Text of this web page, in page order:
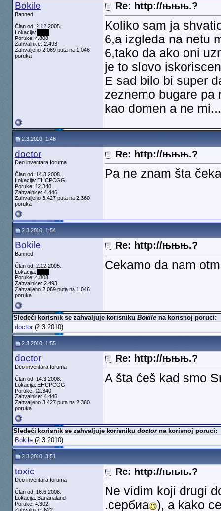
Bokile
Banned
Član od: 2.12.2005.
Lokacija: ███
Poruke: 4.808
Zahvalnice: 2.493
Zahvaljeno 2.069 puta na 1.046
poruka
Re: http://њњњ.?
Koliko sam ja
6,a izgleda na netu
6,tako da ako oni
je to slovo
E sad bilo bi super
zeznemo bugare pa
kao domen a ne mi...
2.3.2010, 1:48
doctor
Deo inventara foruma
Član od: 14.3.2008.
Lokacija: EHCPCGG
Poruke: 12.340
Zahvalnice: 4.446
Zahvaljeno 3.427 puta na 2.360
poruka
Re: http://њњњ.?
Pa ne znam šta
2.3.2010, 1:54
Bokile
Banned
Član od: 2.12.2005.
Lokacija: ███
Poruke: 4.808
Zahvalnice: 2.493
Zahvaljeno 2.069 puta na 1.046
poruka
Re: http://њњњ.?
Cekamo da nam
Sledeći korisnik se zahvaljuje korisniku Bokilena korisnoj poruci:
doctor(2.3.2010)
2.3.2010, 1:55
doctor
Deo inventara foruma
Član od: 14.3.2008.
Lokacija: EHCPCGG
Poruke: 12.340
Zahvalnice: 4.446
Zahvaljeno 3.427 puta na 2.360
poruka
Re: http://њњњ.?
A šta ćeš kad smo
Sledeći korisnik se zahvaljuje korisniku doctorna korisnoj poruci:
Bokile(2.3.2010)
2.3.2010, 3:51
toxic
Deo inventara foruma
Član od: 16.6.2008.
Lokacija: Bananaland
Poruke: 4.302
Zahvalnice: 622
Re: http://њњњ.?
Ne vidim koji drugi
.сербиа ), a kako